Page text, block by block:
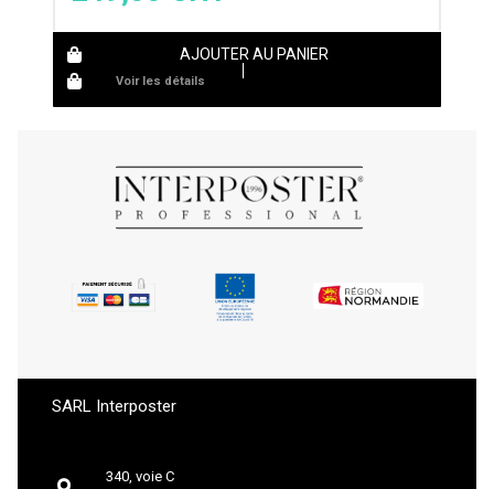
AJOUTER AU PANIER
Voir les détails
SARL Interposter
340, voie C